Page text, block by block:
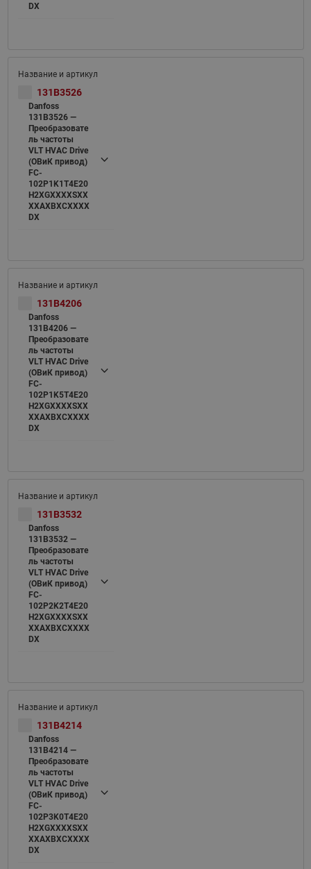
DX
131B3526
Danfoss
131B3526 —
Преобразовате
ль частоты
VLT HVAC Drive
(ОВиК привод)
FC-
102P1K1T4E20
H2XGXXXXSXX
XXAXBXCXXXX
DX
131B4206
Danfoss
131B4206 —
Преобразовате
ль частоты
VLT HVAC Drive
(ОВиК привод)
FC-
102P1K5T4E20
H2XGXXXXSXX
XXAXBXCXXXX
DX
131B3532
Danfoss
131B3532 —
Преобразовате
ль частоты
VLT HVAC Drive
(ОВиК привод)
FC-
102P2K2T4E20
H2XGXXXXSXX
XXAXBXCXXXX
DX
131B4214
Danfoss
131B4214 —
Преобразовате
ль частоты
VLT HVAC Drive
(ОВиК привод)
FC-
102P3K0T4E20
H2XGXXXXSXX
XXAXBXCXXXX
DX